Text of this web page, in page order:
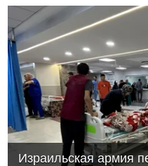
Израильская армия